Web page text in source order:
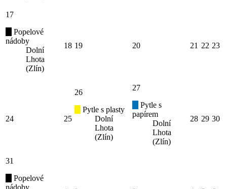
17
Popelové
nádoby
Dolní
Lhota
(Zlín)
18 19 20 21 22 23
24 25
26
Pytle s plasty
Dolní
Lhota
(Zlín)
27
Pytle s
papírem
Dolní
Lhota
(Zlín)
28 29 30
31
Popelové
nádoby